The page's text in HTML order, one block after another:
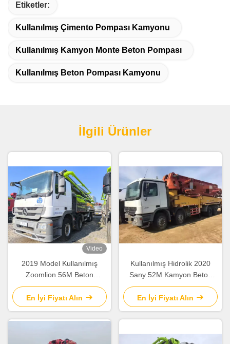
Etiketler:
Kullanılmış Çimento Pompası Kamyonu
Kullanılmış Kamyon Monte Beton Pompası
Kullanılmış Beton Pompası Kamyonu
İlgili Ürünler
Video
2019 Model Kullanılmış
Zoomlion 56M Beton
Pompası Kamyonu
Mercedes Benz Şasi, Akıllı
ve Verimli Çalışma
En İyi Fiyatı Alın
Kullanılmış Hidrolik 2020
Sany 52M Kamyon Beton
Pompası SY5418THB İnşaat
Ekipmanı
En İyi Fiyatı Alın